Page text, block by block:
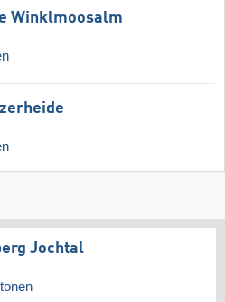
Winklmoosalm
Jochtal